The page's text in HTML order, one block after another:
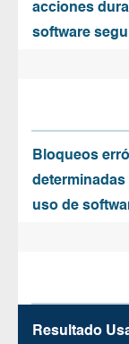
acciones
software
Bloqueos
uso de
Resultado